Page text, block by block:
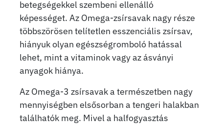
betegségekkel szembeni ellenálló
képességet. Az Omega-zsírsavak nagy része
többszörösen telítetlen esszenciális zsírsav,
hiányuk olyan egészségromboló hatással
lehet, mint a vitaminok vagy az ásványi
anyagok hiánya.
Az Omega-3 zsírsavak a természetben nagy
mennyiségben elsősorban a tengeri halakban
találhatók meg. Mivel a halfogyasztás